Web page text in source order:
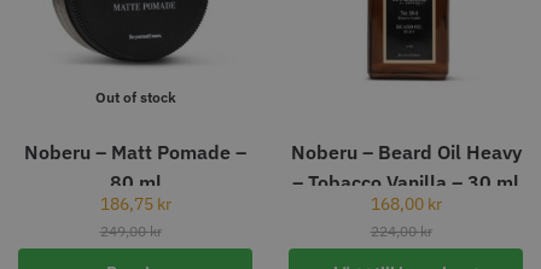
Out of stock
Noberu – Matt Pomade –
80 ml
186,75 kr
249,00kr
Noberu – Beard Oil Heavy
– Tobacco Vanilla – 30 ml
168,00 kr
224,00kr
Köp